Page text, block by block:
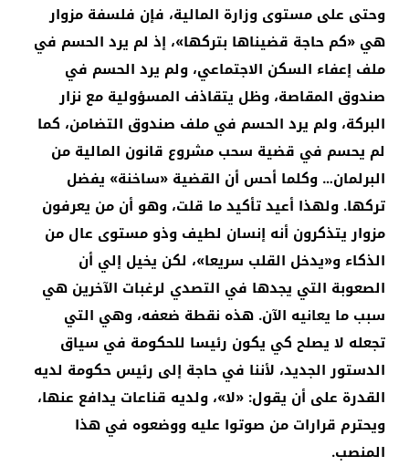
وحتى على مستوى وزارة المالية، فإن فلسفة مزوار
هي «كم حاجة قضيناها بتركها»، إذ لم يرد الحسم في
ملف إعفاء السكن الاجتماعي، ولم يرد الحسم في
صندوق المقاصة، وظل يتقاذف المسؤولية مع نزار
البركة، ولم يرد الحسم في ملف صندوق التضامن، كما
لم يحسم في قضية سحب مشروع قانون المالية من
البرلمان… وكلما أحس أن القضية «ساخنة» يفضل
تركها. ولهذا أعيد تأكيد ما قلت، وهو أن من يعرفون
مزوار يتذكرون أنه إنسان لطيف وذو مستوى عال من
الذكاء و«يدخل القلب سريعا»، لكن يخيل إلي أن
الصعوبة التي يجدها في التصدي لرغبات الآخرين هي
سبب ما يعانيه الآن. هذه نقطة ضعفه، وهي التي
تجعله لا يصلح كي يكون رئيسا للحكومة في سياق
الدستور الجديد، لأننا في حاجة إلى رئيس حكومة لديه
القدرة على أن يقول: «لا»، ولديه قناعات يدافع عنها،
ويحترم قرارات من صوتوا عليه ووضعوه في هذا
المنصب.